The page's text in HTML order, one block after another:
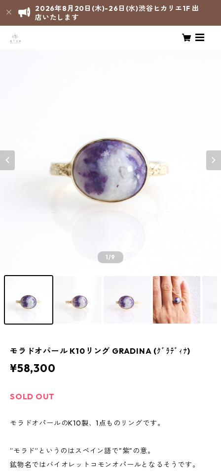
2026年8月20日(木)-26日(水)渋谷ヒカリエ1F 出
店いたします
1/9
モラドオパール K10リング GRADINA (ｸﾞﾗﾃﾞｨﾅ)
¥58,300
SOLD OUT
モラドオパールのK10製、1点ものリングです。
”モラド”というのはスペイン語で"紫"の意。
鉱物名ではバイオレットコモンオパールとなるそうです。